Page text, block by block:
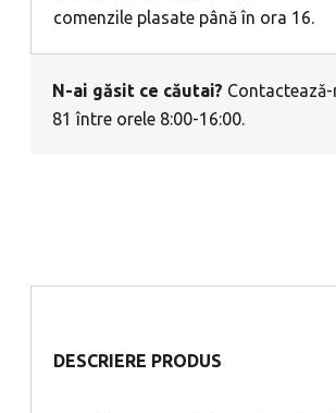
comenzile plasate până în ora 16.
N-ai găsit ce căutai? Contactează-
81 între orele 8:00-16:00.
DESCRIERE PRODUS